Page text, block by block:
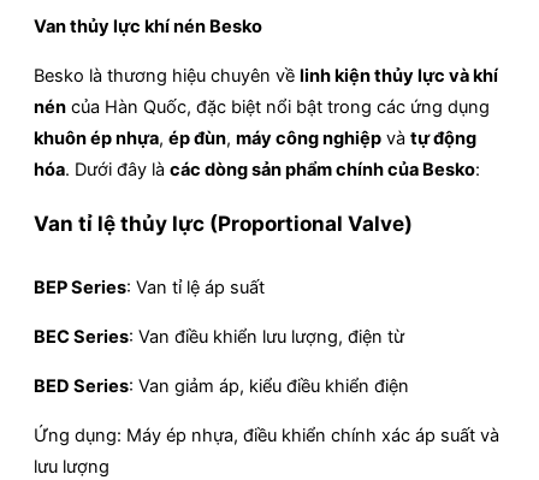
Van thủy lực khí nén Besko
Besko là thương hiệu chuyên về linh kiện thủy lực và khí
nén của Hàn Quốc, đặc biệt nổi bật trong các ứng dụng
khuôn ép nhựa, ép đùn, máy công nghiệp và tự động
hóa. Dưới đây là các dòng sản phẩm chính của Besko:
Van tỉ lệ thủy lực (Proportional Valve)
BEP Series: Van tỉ lệ áp suất
BEC Series: Van điều khiển lưu lượng, điện từ
BED Series: Van giảm áp, kiểu điều khiển điện
Ứng dụng: Máy ép nhựa, điều khiển chính xác áp suất và
lưu lượng